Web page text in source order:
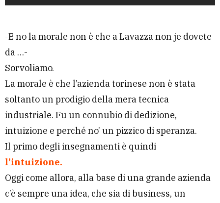
-E no la morale non è che a Lavazza non je dovete
da …-
Sorvoliamo.
La morale è che l’azienda torinese non è stata
soltanto un prodigio della mera tecnica
industriale. Fu un connubio di dedizione,
intuizione e perché no’ un pizzico di speranza.
Il primo degli insegnamenti è quindi
l’intuizione.
Oggi come allora, alla base di una grande azienda
c’è sempre una idea, che sia di business, un